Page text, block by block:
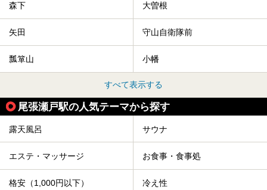
森下 大曽根
矢田 守山自衛隊前
瓢箪山 小幡
すべて表示する
尾張瀬戸駅の人気テーマから探す
露天風呂 サウナ
エステ・マッサージ お食事・食事処
格安（1,000円以下） 冷え性